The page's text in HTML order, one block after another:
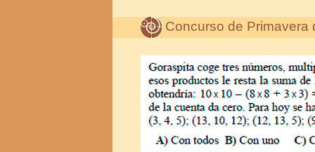
Concurso de Primavera